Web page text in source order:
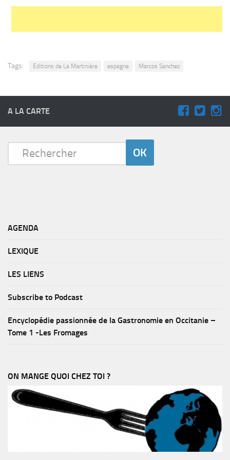
Tags: Editions de La Martinière espagne Marcos Sanchez
A LA CARTE
AGENDA
LEXIQUE
LES LIENS
Subscribe to Podcast
Encyclopédie passionnée de la Gastronomie en Occitanie –
Tome 1 -Les Fromages
ON MANGE QUOI CHEZ TOI ?